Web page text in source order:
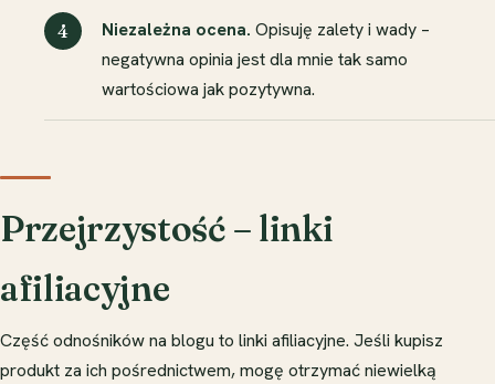
Niezależna ocena. Opisuję zalety i wady –
negatywna opinia jest dla mnie tak samo
wartościowa jak pozytywna.
Przejrzystość – linki
afiliacyjne
Część odnośników na blogu to linki afiliacyjne. Jeśli kupisz
produkt za ich pośrednictwem, mogę otrzymać niewielką